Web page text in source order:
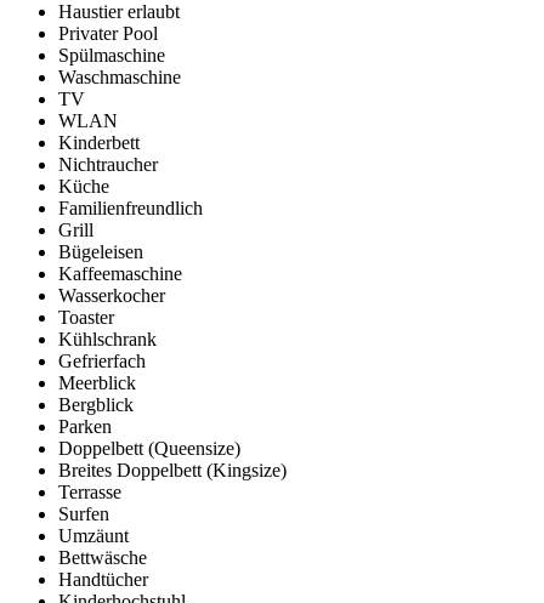
Haustier erlaubt
Privater Pool
Spülmaschine
Waschmaschine
TV
WLAN
Kinderbett
Nichtraucher
Küche
Familienfreundlich
Grill
Bügeleisen
Kaffeemaschine
Wasserkocher
Toaster
Kühlschrank
Gefrierfach
Meerblick
Bergblick
Parken
Doppelbett (Queensize)
Breites Doppelbett (Kingsize)
Terrasse
Surfen
Umzäunt
Bettwäsche
Handtücher